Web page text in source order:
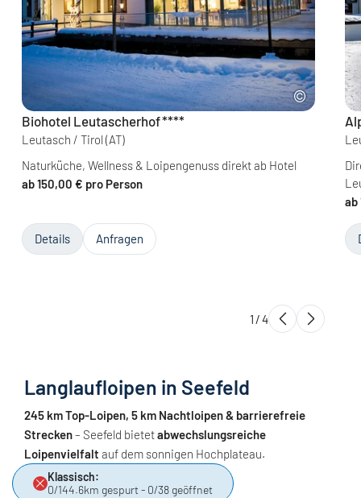
Biohotel Leutascherhof****
Leutasch / Tirol (AT)
Naturküche, Wellness & Loipengenuss direkt ab Hotel
ab 150,00 € pro Person
Details Anfragen
ab
1 /4
Langlaufloipen in Seefeld
245 km Top-Loipen, 5 km Nachtloipen & barrierefreie
Strecken– Seefeld bietetabwechslungsreiche
Loipenvielfalt auf dem sonnigen Hochplateau.
Klassisch:
0/144.6km gespurt - 0/38 geöffnet